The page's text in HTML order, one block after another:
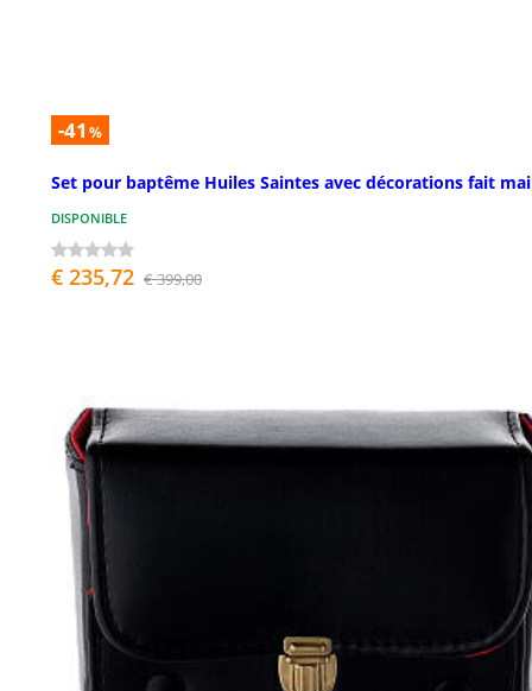
-41 %
Set pour baptême Huiles Saintes avec décorations fait
DISPONIBLE
€ 235,72 € 399,00